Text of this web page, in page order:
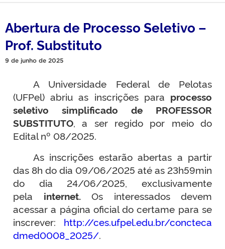
Abertura de Processo Seletivo –
Prof. Substituto
9 de junho de 2025
A Universidade Federal de Pelotas
(UFPel) abriu as inscrições para processo
seletivo simplificado de PROFESSOR
SUBSTITUTO, a ser regido por meio do
Edital nº 08/2025.
As inscrições estarão abertas a partir
das 8h do dia 09/06/2025 até as 23h59min
do dia 24/06/2025, exclusivamente
pela internet. Os interessados devem
acessar a página oficial do certame para se
inscrever: http://ces.ufpel.edu.br/concteca
dmed0008_2025/.